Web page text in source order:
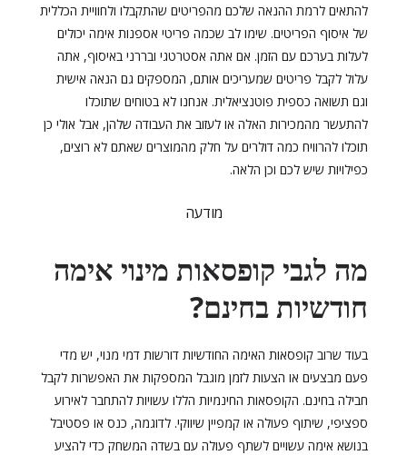
להתאים לרמת ההנאה שלכם מהפריטים שהתקבלו ולחוויית הכללית
של איסוף הפריטים. שימו לב שכמה פריטי אספנות אימה יכולים
לעלות בערכם עם הזמן. אם אתה אסטרטגי ובררני באיסוף, אתה
עלול לקבל פריטים שמעריכים אותם, המספקים גם הנאה אישית
וגם תשואה כספית פוטנציאלית. אנחנו לא בטוחים שתוכלו
להתעשר מהמכירות האלה או לעזוב את העבודה שלהן, אבל אולי כן
תוכלו להרוויח כמה דולרים על חלק מהמוצרים שאתם לא רוצים,
כפילויות שיש לכם וכן הלאה.
מודעה
מה לגבי קופסאות מינוי אימה
חודשיות בחינם?
בעוד שרוב קופסאות האימה החודשיות דורשות דמי מנוי, יש מדי
פעם מבצעים או הצעות לזמן מוגבל המספקות את האפשרות לקבל
חבילה בחינם. הקופסאות החינמיות הללו עשויות להתחבר לאירוע
ספציפי, שיתוף פעולה או קמפיין שיווקי. לדוגמה, כנס או פסטיבל
בנושא אימה עשויים לשתף פעולה עם בשדה המשחק כדי להציע